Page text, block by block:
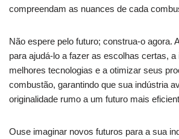
compreendam as nuances de cada
Não espere pelo futuro; construa-o agora.
para ajudá-lo a fazer as escolhas certas, a
melhores tecnologias e a otimizar seus
combustão, garantindo que sua indústria
originalidade rumo a um futuro mais
Ouse imaginar novos futuros para a sua